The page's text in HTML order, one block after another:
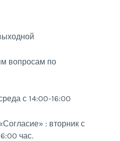
вопросам по
с 14:00-16:00
: вторник с
час.